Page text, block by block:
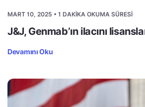
MART 10, 2025 • 1 DAKIKA OKUMA SÜRESI
J&J, Genmab’ın ilacını
Devamını Oku